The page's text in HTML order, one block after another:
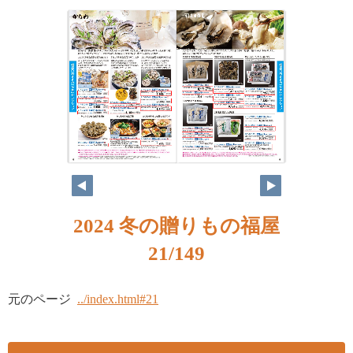
2024 冬の贈りもの福屋
21/149
元のページ ../index.html#21